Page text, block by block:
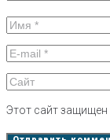
Этот сайт защищен